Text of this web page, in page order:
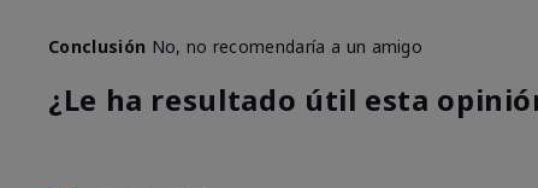
Conclusión No, no recomendaría a un amigo
¿Le ha resultado útil esta